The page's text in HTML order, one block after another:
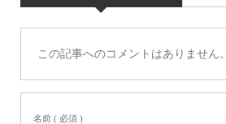
この記事へのコメントはありません。
名前 ( 必須 )